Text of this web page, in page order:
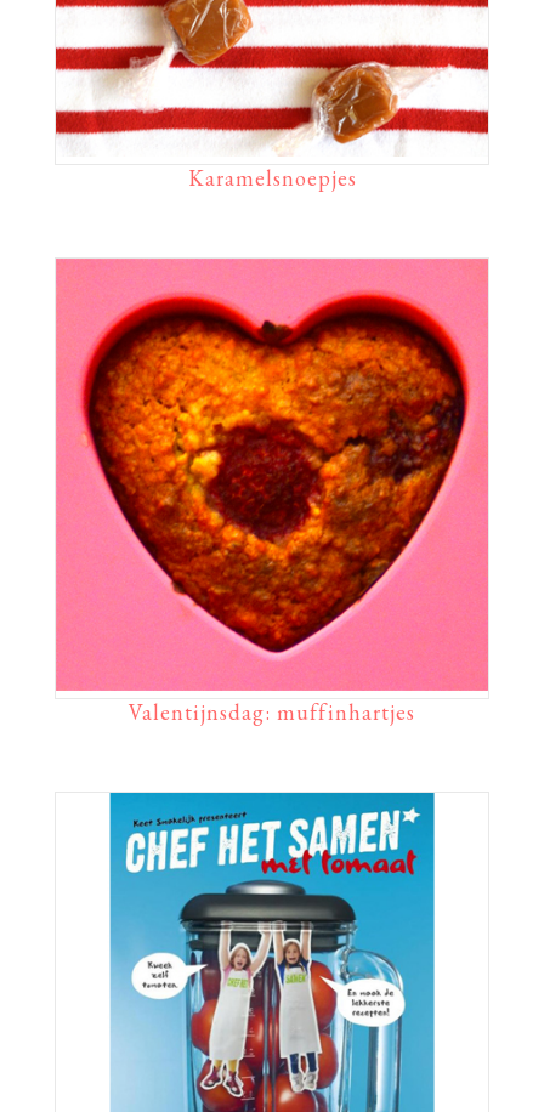
Karamelsnoepjes
Valentijnsdag: muffinhartjes